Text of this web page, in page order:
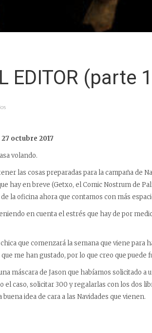
EDITOR (parte
octubre 2017
volando.
las cosas preparadas para la campaña de
hay en breve (Getxo, el Comic Nostrum de
la oficina ahora que contamos con más
en cuenta el estrés que hay de por
que comenzará la semana que viene para
me han gustado, por lo que creo que puede
máscara de Jason que habíamos solicitado
el caso, solicitar 300 y regalarlas con los dos
idea de cara a las Navidades que vienen.